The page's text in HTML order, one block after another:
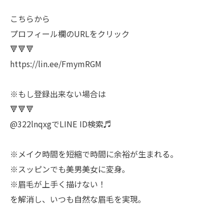
こちらから
プロフィール欄のURLをクリック
🔻🔻🔻
https://lin.ee/FmymRGM
※もし登録出来ない場合は
🔻🔻🔻
@322lnqxgでLINE ID検索♬
※メイク時間を短縮で時間に余裕が生まれる。
※スッピンでも美男美女に変身｡
※眉毛が上手く描けない！
を解消し、いつも自然な眉毛を実現｡